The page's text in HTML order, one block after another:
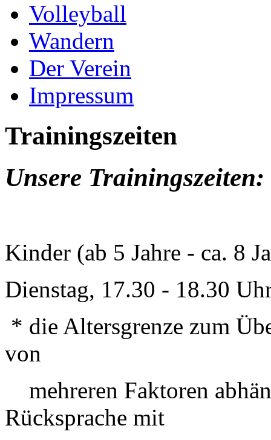
Volleyball
Wandern
Der Verein
Impressum
Trainingszeiten
Unsere Trainingszeiten:
Kinder (ab 5 Jahre - ca. 8
Dienstag, 17.30 - 18.30
* die Altersgrenze zum
von
mehreren Faktoren
Rücksprache mit